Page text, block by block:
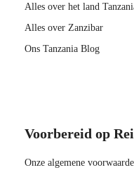
Alles over het land
Alles over Zanzibar
Ons Tanzania Blog
Voorbereid op
Onze algemene